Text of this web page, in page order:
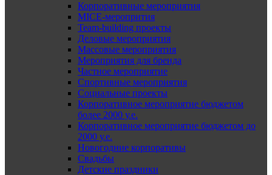
Корпоративные мероприятия
MICE-меропрития
Team-building проекты
Деловые мероприятия
Массовые мероприятия
Мероприятия для бренда
Частное мероприятие
Спортивные мероприятия
Социальные проекты
Корпоративное мероприятие бюджетом
более 2000 у.е.
Корпоративное мероприятие бюджетом до
2000 у.е.
Новогодние корпоративы
Свадьбы
Детские праздники